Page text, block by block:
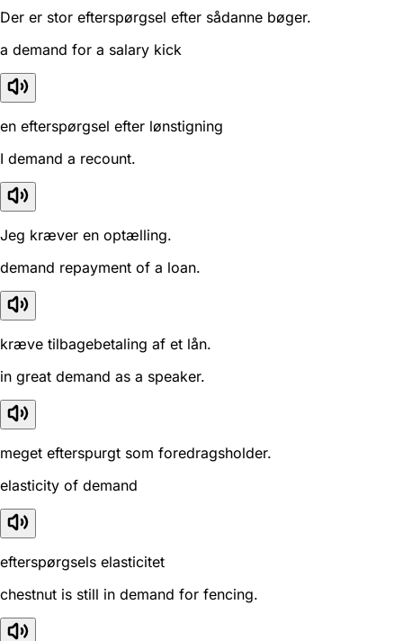
Der er stor efterspørgsel efter sådanne bøger.
a demand for a salary kick
en efterspørgsel efter lønstigning
I demand a recount.
Jeg kræver en optælling.
demand repayment of a loan.
kræve tilbagebetaling af et lån.
in great demand as a speaker.
meget efterspurgt som foredragsholder.
elasticity of demand
efterspørgsels elasticitet
chestnut is still in demand for fencing.